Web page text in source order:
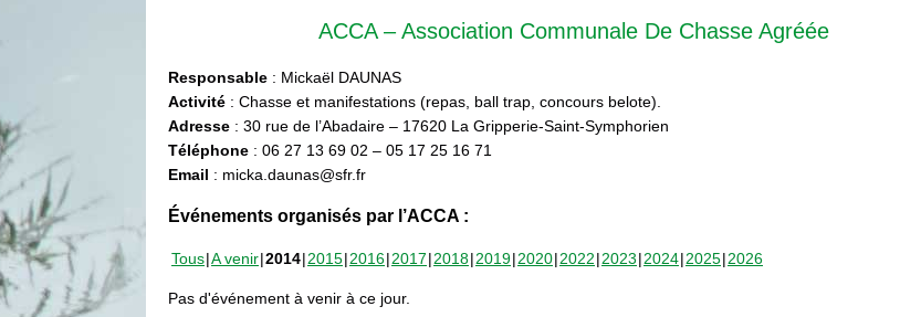
ACCA – Association Communale De Chasse Agréée
Responsable : Mickaël DAUNAS
Activité : Chasse et manifestations (repas, ball trap, concours belote).
Adresse : 30 rue de l’Abadaire – 17620 La Gripperie-Saint-Symphorien
Téléphone : 06 27 13 69 02 – 05 17 25 16 71
Email : micka.daunas@sfr.fr
Événements organisés par l’ACCA :
Tous A venir 2014 2015 2016 2017 2018 2019 2020 2022 2023 2024 2025 2026
Pas d'événement à venir à ce jour.